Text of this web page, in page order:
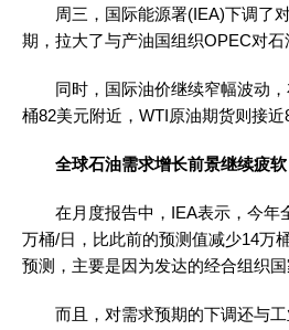
周三，国际能源署(IEA)下调了对
期，拉大了与产油国组织OPEC对石
同时，国际油价继续窄幅波动，
桶82美元附近，WTI原油期货则接近
全球石油需求增长前景继续疲软
在月度报告中，IEA表示，今年
万桶/日，比此前的预测值减少14万
预测，主要是因为发达的经合组织国
而且，对需求预期的下调还与工